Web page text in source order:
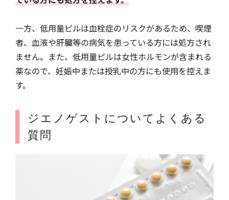
一方、低用量ピルは血栓症のリスクがあるため、喫煙
者、血液や肝臓等の病気を患っている方には処方され
ません。また、低用量ピルは女性ホルモンが含まれる
薬なので、妊娠中または授乳中の方にも使用を控えま
す。
ジエノゲストについてよくある
質問